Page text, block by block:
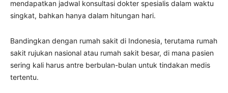
mendapatkan jadwal konsultasi dokter spesialis dalam waktu
singkat, bahkan hanya dalam hitungan hari.
Bandingkan dengan rumah sakit di Indonesia, terutama rumah
sakit rujukan nasional atau rumah sakit besar, di mana pasien
sering kali harus antre berbulan-bulan untuk tindakan medis
tertentu.